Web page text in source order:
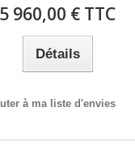
5 960,00 € TTC
Détails
à ma liste d'envies